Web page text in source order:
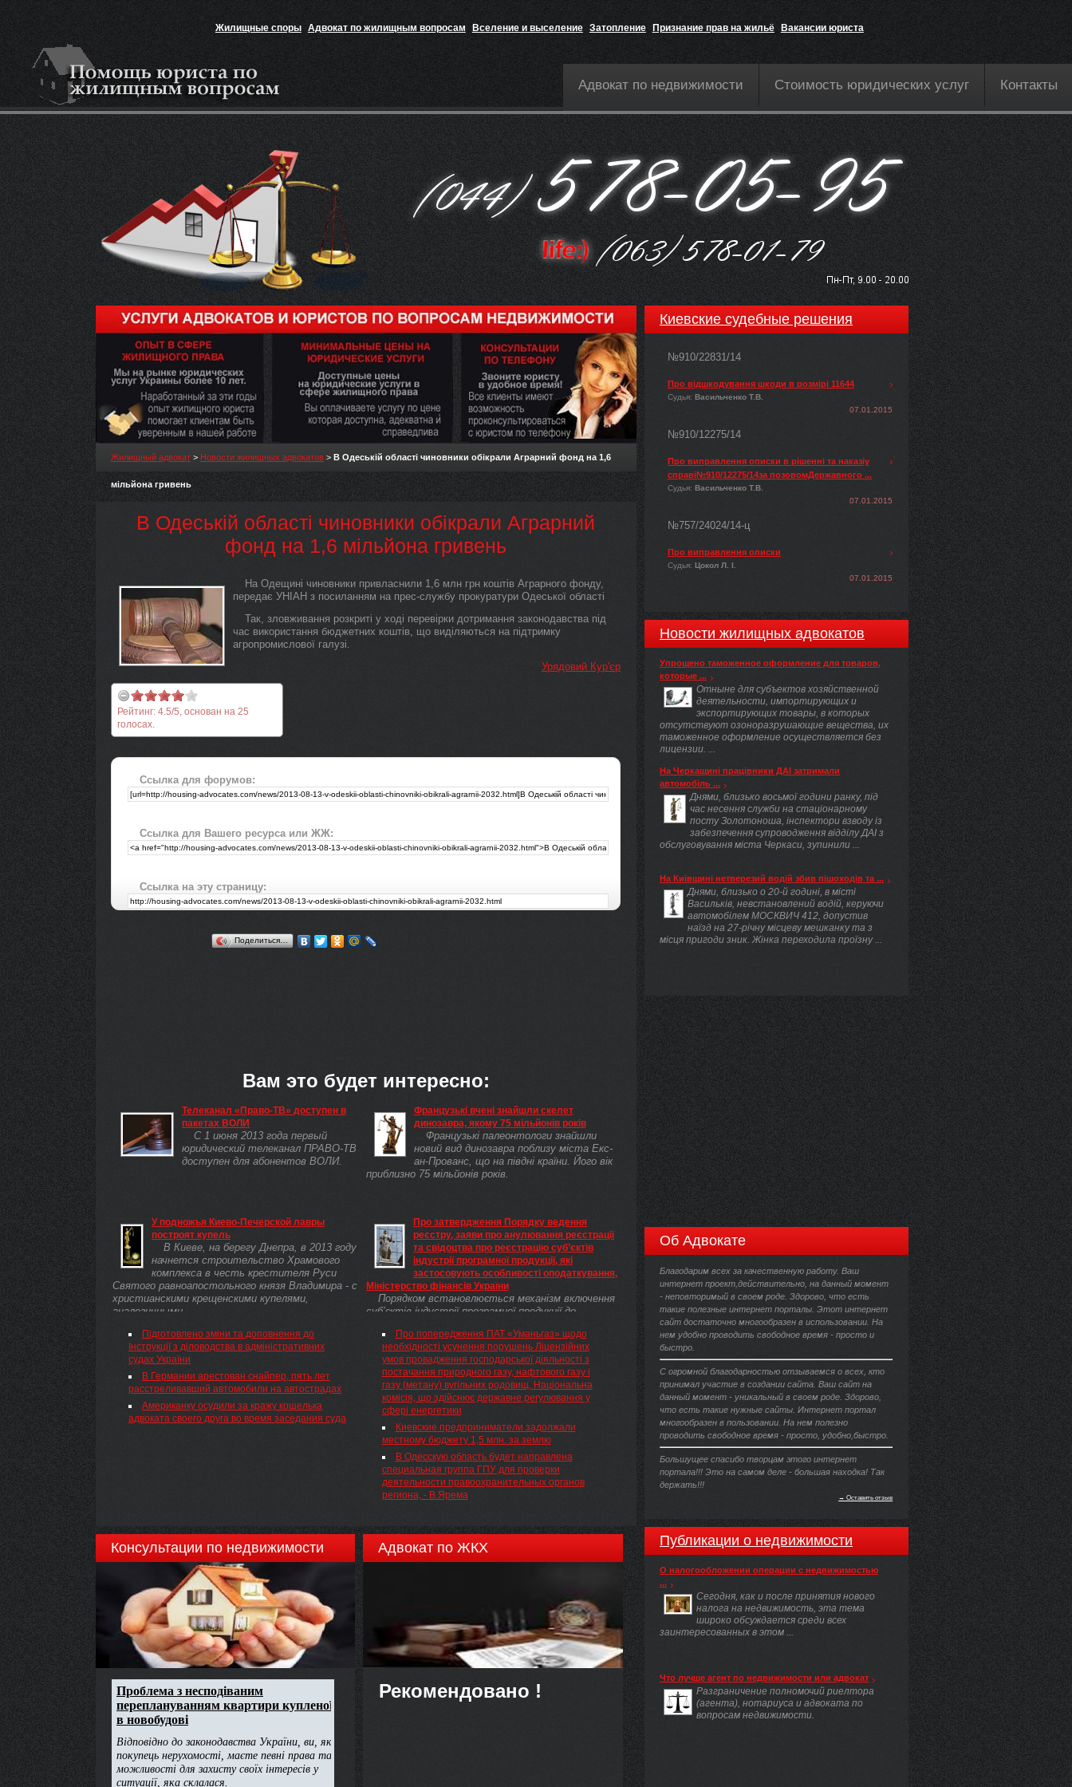
Жилищные споры Адвокат по жилищным вопросам Вселение и выселение Затопление Признание прав на жильё Вакансии юриста
Адвокат по недвижимости Стоимость юридических услуг Контакты
Жилищный адвокат > Новости жилищных адвокатов > В Одеській області чиновники обікрали Аграрний фонд на 1,6
мільйона гривень
В Одеській області чиновники обікрали Аграрний
фонд на 1,6 мільйона гривень
На Одещині чиновники привласнили 1,6 млн грн коштів Аграрного фонду,
передає УНІАН з посиланням на прес-службу прокуратури Одеської області
Так, зловживання розкриті у ході перевірки дотримання законодавства під
час використання бюджетних коштів, що виділяються на підтримку
агропромислової галузі.
Урядовий Кур'єр
Рейтинг: 4.5/5, основан на 25
голосах.
Ссылка для форумов:
Ссылка для Вашего ресурса или ЖЖ:
Ссылка на эту страницу:
Поделиться…
Вам это будет интересно:
Телеканал «Право-ТВ» доступен в
пакетах ВОЛИ
С 1 июня 2013 года первый
юридический телеканал ПРАВО-ТВ
доступен для абонентов ВОЛИ.
У подножья Киево-Печерской лавры
построят купель
В Киеве, на берегу Днепра, в 2013 году
начнется строительство Храмового
комплекса в честь крестителя Руси
Святого равноапостольного князя Владимира - с
христианскими крещенскими купелями,
аналогичными ...
Підготовлено зміни та доповнення до
Інструкції з діловодства в адміністративних
судах України
В Германии арестован снайпер, пять лет
расстреливавший автомобили на автострадах
Американку осудили за кражу кошелька
адвоката своего друга во время заседания суда
Французькі вчені знайшли скелет
динозавра, якому 75 мільйонів років
Французькі палеонтологи знайшли
новий вид динозавра поблизу міста Екс-
ан-Прованс, що на півдні країни. Його вік
приблизно 75 мільйонів років.
Про затвердження Порядку ведення
реєстру, заяви про анулювання реєстрації
та свідоцтва про реєстрацію суб’єктів
індустрії програмної продукції, які
застосовують особливості оподаткування,
Міністерство фінансів України
Порядком встановлюється механізм включення
суб’єктів індустрії програмної продукції до
які застосовують особливості оподаткування,
порядок ведення ...
Про попередження ПАТ «Уманьгаз» щодо
необхідності усунення порушень Ліцензійних
умов провадження господарської діяльності з
постачання природного газу, нафтового газу і
газу (метану) вугільних родовищ, Національна
комісія, що здійснює державне регулювання у
сфері енергетики
Киевские предприниматели задолжали
местному бюджету 1,5 млн. за землю
В Одесскую область будет направлена
специальная группа ГПУ для проверки
деятельности правоохранительных органов
региона, - В.Ярема
Консультации по недвижимости Адвокат по ЖКХ
Рекомендовано !
Киевские судебные решения
№910/22831/14
Про відшкодування шкоди в розмірі 11644
Судья: Васильченко Т.В.
07.01.2015
№910/12275/14
Про виправлення описки в рішенні та наказіу
справі№910/12275/14за позовомДержавного ...
Судья: Васильченко Т.В.
07.01.2015
№757/24024/14-ц
Про виправлення описки
Судья: Цокол Л. І.
07.01.2015
Новости жилищных адвокатов
Упрощено таможенное оформление для товаров,
которые ...
Отныне для субъектов хозяйственной
деятельности, импортирующих и
экспортирующих товары, в которых
отсутствуют озоноразрушающие вещества, их
таможенное оформление осуществляется без
лицензии. ...
На Черкащині працівники ДАІ затримали
автомобіль ...
Днями, близько восьмої години ранку, під
час несення служби на стаціонарному
посту Золотоноша, інспектори взводу із
забезпечення супроводження відділу ДАІ з
обслуговування міста Черкаси, зупинили ...
На Київщині нетверезий водій збив пішоходів та ...
Днями, близько о 20-й годині, в місті
Васильків, невстановлений водій, керуючи
автомобілем МОСКВИЧ 412, допустив
наїзд на 27-річну місцеву мешканку та з
місця пригоди зник. Жінка переходила проїзну ...
Об Адвокате
Благодарим всех за качественную работу. Ваш
интернет проект,действительно, на данный момент
- неповторимый в своем роде. Здорово, что есть
такие полезные интернет порталы. Этот интернет
сайт достаточно многообразен в использовании. На
нем удобно проводить свободное время - просто и
быстро.
С огромной благодарностью отзываемся о всех, кто
принимал участие в создании сайта. Ваш сайт на
данный момент - уникальный в своем роде. Здорово,
что есть такие нужные сайты. Интернет портал
многообразен в пользовании. На нем полезно
проводить свободное время - просто, удобно,быстро.
Большущее спасибо творцам этого интернет
портала!!! Это на самом деле - большая находка! Так
держать!!!
→ Оставить отзыв
Публикации о недвижимости
О налогообложении операции с недвижимостью
...
Сегодня, как и после принятия нового
налога на недвижимость, эта тема
широко обсуждается среди всех
заинтересованных в этом ...
Что лучше агент по недвижимости или адвокат
Разграничение полномочий риелтора
(агента), нотариуса и адвоката по
вопросам недвижимости.